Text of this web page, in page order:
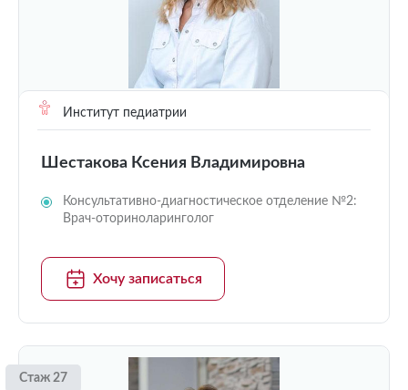
Институт педиатрии
Шестакова Ксения Владимировна
Консультативно-диагностическое отделение №2:
Врач-оториноларинголог
Хочу записаться
Стаж 27